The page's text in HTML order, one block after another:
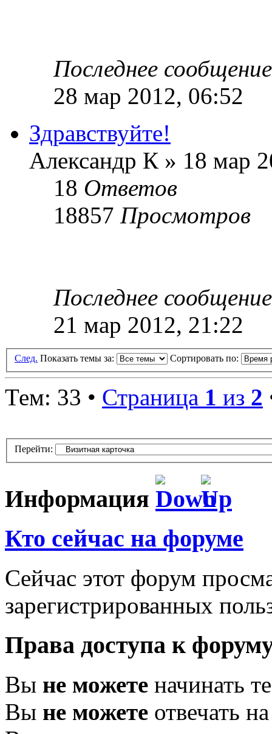
Последнее
28 мар 2012, 06:52
Здравствуйте!
Александр К » 18 мар
18 Ответов
18857 Просмотров
Последнее
21 мар 2012, 21:22
След. Показать темы за: Сортировать по:
Тем: 33 • Страница 1 из 2
Перейти:
Информация
Кто сейчас на форуме
Сейчас этот форум
зарегистрированных
Права доступа к
Вы не можете начинать
Вы не можете отвечать